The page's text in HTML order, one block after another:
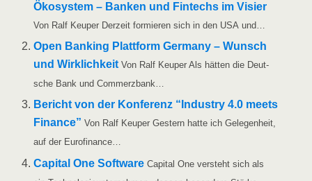
Öko­sys­tem – Ban­ken und Fintechs im Visier
Von Ralf Keu­per Der­zeit for­mie­ren sich in den USA und…
Open Ban­king Platt­form Ger­ma­ny – Wunsch
und Wirk­lich­keit Von Ralf Keu­per Als hät­ten die Deut­
sche Bank und Commerzbank…
Bericht von der Kon­fe­renz “Indus­try 4.0 meets
Finan­ce” Von Ralf Keu­per Ges­tern hat­te ich Gele­gen­heit,
auf der Eurofinance…
Capi­tal One Soft­ware Capi­tal One ver­steht sich als